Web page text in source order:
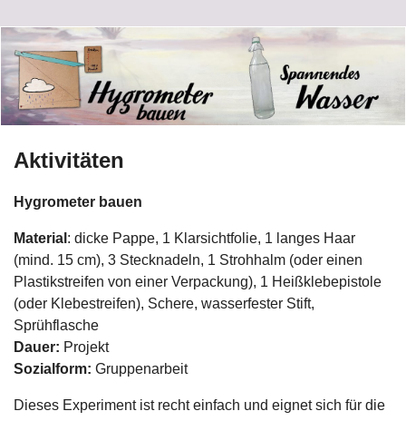
Aktivitäten
Hygrometer bauen
Material : dicke Pappe, 1 Klarsichtfolie, 1 langes Haar
(mind. 15 cm), 3 Stecknadeln, 1 Strohhalm (oder einen
Plastikstreifen von einer Verpackung), 1 Heißklebepistole
(oder Klebestreifen), Schere, wasserfester Stift,
Sprühflasche
Dauer: Projekt
Sozialform: Gruppenarbeit
Dieses Experiment ist recht einfach und eignet sich für die